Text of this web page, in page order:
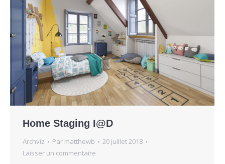
Home Staging I@D
Archviz Par matthewb
20 juillet 2018
Laisser un commentaire